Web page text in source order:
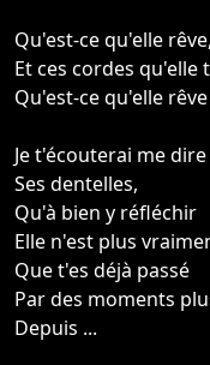
Qu'est-ce qu'elle
Et ces cordes
Qu'est-ce qu'elle rêve
Je t'écouterai me
Ses dentelles,
Qu'à bien y réfléchir
Elle n'est plus
Que t'es déjà passé
Par des moments
Depuis ...